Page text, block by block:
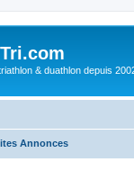
& duathlon depuis
Annonces